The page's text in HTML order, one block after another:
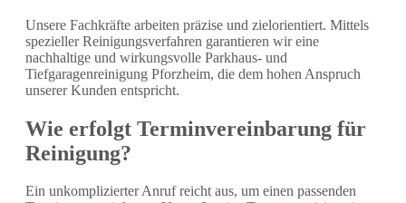
Unsere Fachkräfte arbeiten präzise und zielorientiert. Mittels
spezieller Reinigungsverfahren garantieren wir eine
nachhaltige und wirkungsvolle Parkhaus- und
Tiefgaragenreinigung Pforzheim, die dem hohen Anspruch
unserer Kunden entspricht.
Wie erfolgt Terminvereinbarung für
Reinigung?
Ein unkomplizierter Anruf reicht aus, um einen passenden